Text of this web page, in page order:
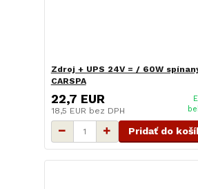
Zdroj + UPS 24V = / 60W
CARSPA
22,7 EUR
18,5 EUR bez DPH
Pridať do